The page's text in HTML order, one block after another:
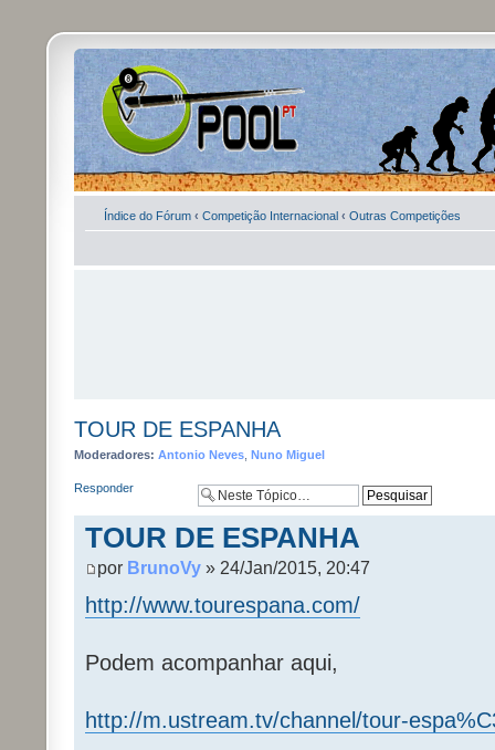
Índice do Fórum ‹ Competição Internacional ‹ Outras Competições
TOUR DE ESPANHA
Moderadores: Antonio Neves Nuno Miguel
Responder
TOUR DE ESPANHA
por BrunoVy » 24/Jan/2015, 20:47
http://www.tourespana.com/
Podem acompanhar aqui,
http://m.ustream.tv/channel/tour-